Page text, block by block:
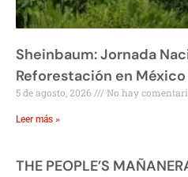
Sheinbaum: Jornada
Reforestación en México
5 de agosto, 2026 No hay
Leer más »
THE PEOPLE’S